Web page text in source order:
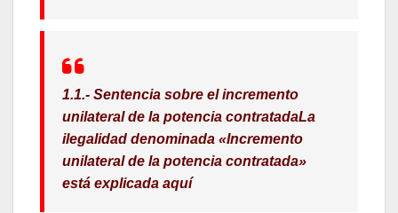
1.1.- Sentencia sobre el incremento
unilateral de la potencia contratadaLa
ilegalidad denominada «Incremento
unilateral de la potencia contratada»
está explicada aquí